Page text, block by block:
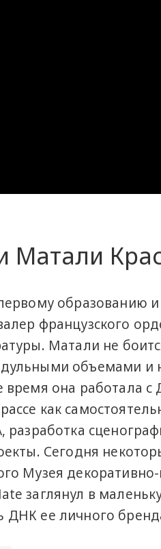
Матали
французского
Матали не
объемами
время она работала
как
разработка
Сегодня
Музея
заглянул в
ДНК ее личного